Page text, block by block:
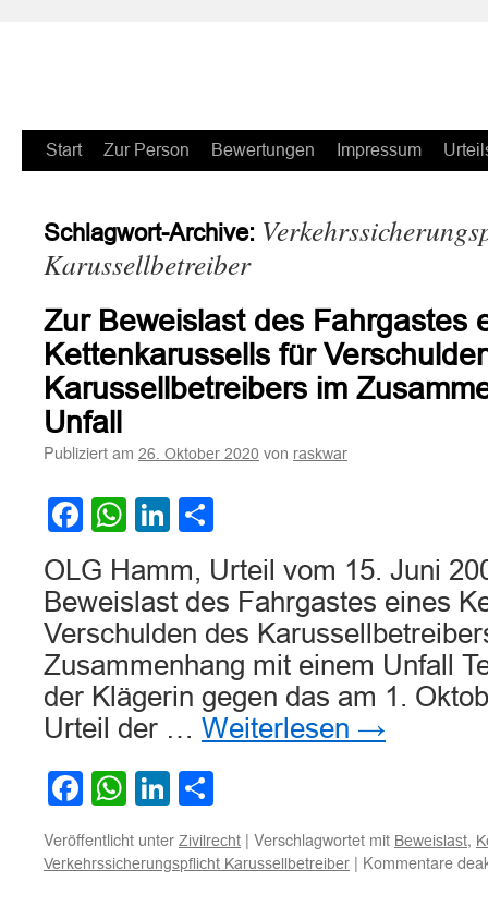
Zum
springen
Start Zur Person Bewertungen Impressum
Schlagwort-Archive:
Karussellbetreiber
Zur Beweislast des Fahrgastes
Kettenkarussells für
Karussellbetreibers im
Unfall
Publiziert am 26. Oktober 2020 von raskwar
Facebook
WhatsApp
LinkedIn
OLG Hamm, Urteil vom 15. Juni
Beweislast des Fahrgastes eines
Verschulden des
Zusammenhang mit einem Unfall
der Klägerin gegen das am 1.
Urteil der … Weiterlesen →
Facebook
WhatsApp
LinkedIn
Veröffentlicht unter Zivilrecht | Verschlagwortet mit Beweislast,
Verkehrssicherungspflicht Karussellbetreiber | Kommentare